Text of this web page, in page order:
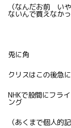
（なんだお前 い
ないんで買えなかっ
兎に角
クリスはこの後急
NHKで股間にフラ
ング
（あくまで個人的